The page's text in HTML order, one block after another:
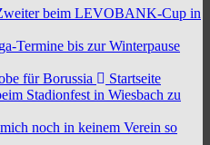
beim LEVOBANK-Cup in
Termine bis zur Winterpause
für Borussia
Startseite
Stadionfest in Wiesbach zu
noch in keinem Verein so